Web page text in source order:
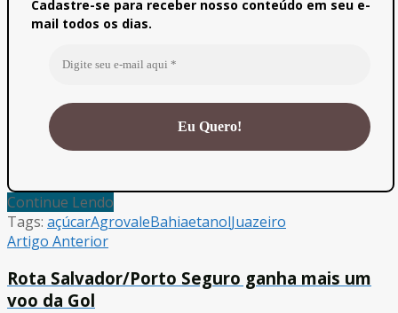
Cadastre-se para receber nosso conteúdo em seu e-
mail todos os dias.
Continue Lendo
Tags: açúcarAgrovaleBahiaetanolJuazeiro
Artigo Anterior
Rota Salvador/Porto Seguro ganha mais um
voo da Gol